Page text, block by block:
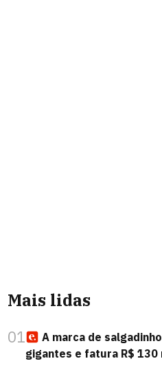
Mais lidas
01
A marca de
gigantes e fatura R$ 130